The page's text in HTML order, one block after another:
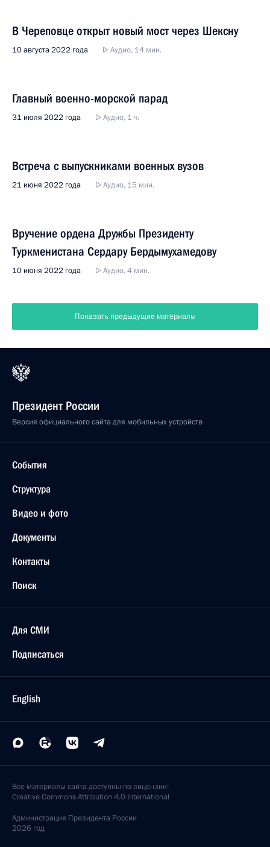
В Череповце открыт новый мост через Шексну
10 августа 2022 года Аудио, 14 мин.
Главный военно-морской парад
31 июля 2022 года Аудио, 1 ч.
Встреча с выпускниками военных вузов
21 июня 2022 года Аудио, 15 мин.
Вручение ордена Дружбы Президенту
Туркменистана Сердару Бердымухамедову
10 июня 2022 года Аудио, 4 мин.
Показать предыдущие материалы
Президент России
Версия официального сайта для мобильных устройств
События
Структура
Видео и фото
Документы
Контакты
Поиск
Для СМИ
Подписаться
English
Все материалы сайта доступны по лицензии:
Creative Commons Attribution 4.0 International
Администрация Президента России
2026 год